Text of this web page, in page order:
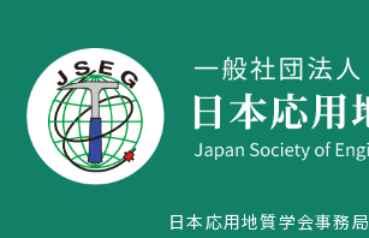
日本応用地質学会事務局